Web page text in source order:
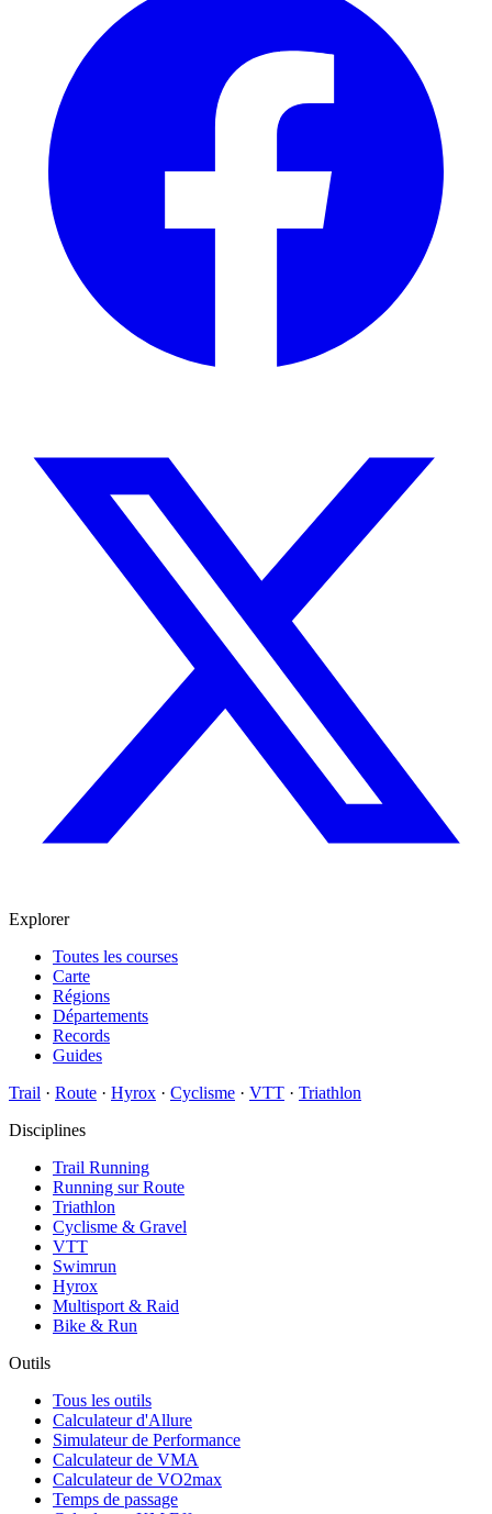
Explorer
Toutes les courses
Carte
Régions
Départements
Records
Guides
Trail · Route · Hyrox · Cyclisme · VTT · Triathlon
Disciplines
Trail Running
Running sur Route
Triathlon
Cyclisme & Gravel
VTT
Swimrun
Hyrox
Multisport & Raid
Bike & Run
Outils
Tous les outils
Calculateur d'Allure
Simulateur de Performance
Calculateur de VMA
Calculateur de VO2max
Temps de passage